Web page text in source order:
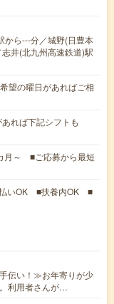
から---分／城野(日豊本
井(北九州高速鉄道)駅
望の曜日があればご相
れば下記シフトも
月～ ■ご応募から最短
いOK ■扶養内OK ■
伝い！≫お年寄りが少
利用者さんが…